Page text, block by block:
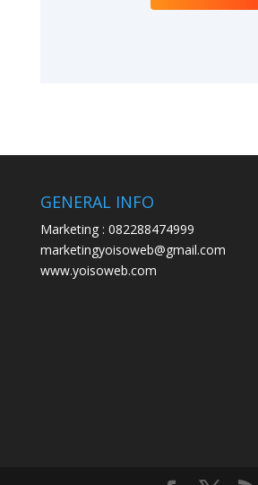
GENERAL INFO
Marketing : 082288474999
marketingyoisoweb@gmail.com
www.yoisoweb.com